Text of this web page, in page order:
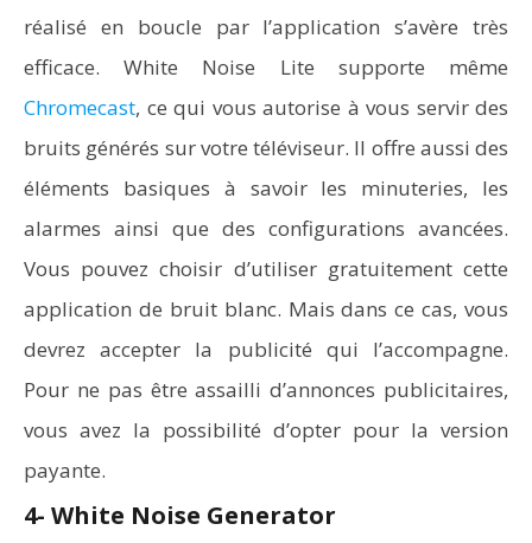
réalisé en boucle par l’application s’avère très
efficace. White Noise Lite supporte même
Chromecast, ce qui vous autorise à vous servir des
bruits générés sur votre téléviseur. Il offre aussi des
éléments basiques à savoir les minuteries, les
alarmes ainsi que des configurations avancées.
Vous pouvez choisir d’utiliser gratuitement cette
application de bruit blanc. Mais dans ce cas, vous
devrez accepter la publicité qui l’accompagne.
Pour ne pas être assailli d’annonces publicitaires,
vous avez la possibilité d’opter pour la version
payante.
4- White Noise Generator